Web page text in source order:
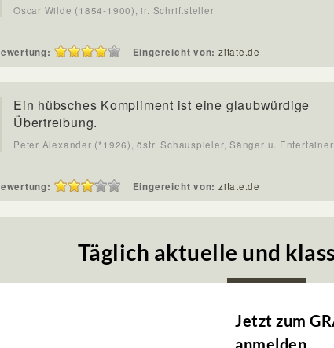
Oscar Wilde (1854-1900), ir. Schriftsteller
Eingereicht von: zitate.de
Ein hübsches Kompliment ist eine glaubwürdige
Übertreibung.
Peter Alexander (*1926), östr. Schauspieler, Sänger u. Entertainer
Eingereicht von: zitate.de